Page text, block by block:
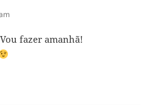
fazer amanhã!